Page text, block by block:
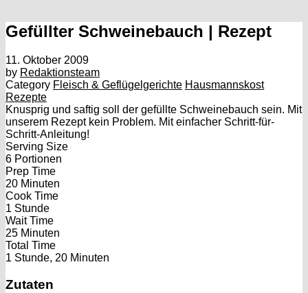
Gefüllter Schweinebauch | Rezept
11. Oktober 2009
by Redaktionsteam
Category Fleisch & Geflügelgerichte Hausmannskost
Rezepte
Knusprig und saftig soll der gefüllte Schweinebauch sein. Mit
unserem Rezept kein Problem. Mit einfacher Schritt-für-
Schritt-Anleitung!
Serving Size
6 Portionen
Prep Time
20 Minuten
Cook Time
1 Stunde
Wait Time
25 Minuten
Total Time
1 Stunde, 20 Minuten
Zutaten